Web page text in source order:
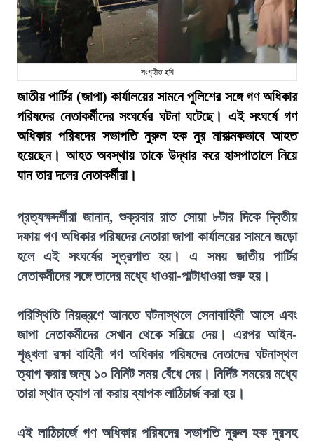
সংগৃহীত ছবি
জাতীয় পার্টির (জাপা) কার্যালয়ের সামনে পুলিশের সঙ্গে গণ অধিকার
পরিষদের নেতাকর্মীদের সংঘর্ষের ঘটনা ঘটেছে। এই সংঘর্ষে গণ
অধিকার পরিষদের সভাপতি নুরুল হক নুর মারাত্মকভাবে আহত
হয়েছেন। আহত অবস্থায় তাকে উদ্ধার করে হাসপাতালে নিয়ে
যান তার দলের নেতাকর্মীরা।
প্রত্যক্ষদর্শীরা জানান, শুক্রবার রাত সোয়া ৮টার দিকে দ্বিতীয়
দফায় গণ অধিকার পরিষদের নেতারা জাপা কার্যালয়ের সামনে জড়ো
হলে এই সংঘর্ষের সূত্রপাত হয়। এ সময় জাতীয় পার্টির
নেতাকর্মীদের সঙ্গে তাদের মধ্যে ধাওয়া-পাল্টাধাওয়া শুরু হয়।
পরিস্থিতি নিয়ন্ত্রণে আনতে ঘটনাস্থলে সেনাবাহিনী আসে এবং
জাপা নেতাকর্মীদের সেখান থেকে সরিয়ে দেয়। এরপর আইন-
শৃঙ্খলা রক্ষা বাহিনী গণ অধিকার পরিষদের নেতাদের ঘটনাস্থল
ত্যাগ করার জন্য ১০ মিনিট সময় বেঁধে দেয়। নির্দিষ্ট সময়ের মধ্যে
তারা স্থান ত্যাগ না করায় ব্যাপক লাঠিচার্জ করা হয়।
এই লাঠিচার্জে গণ অধিকার পরিষদের সভাপতি নুরুল হক নুরসহ